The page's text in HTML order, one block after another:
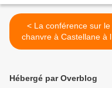
< La conférence sur le
chanvre à Castellane à la
Maison Nature et
Hébergé par Overblog